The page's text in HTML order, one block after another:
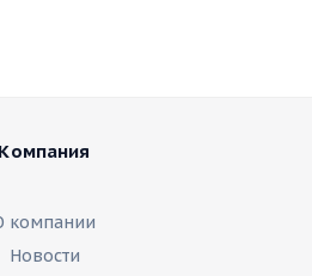
Компания
компании
Новости